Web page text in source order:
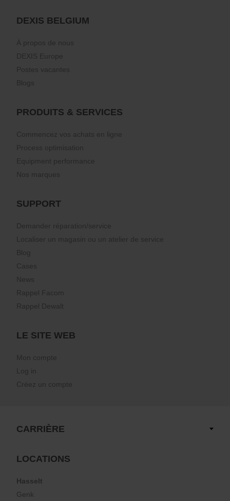
DEXIS BELGIUM
À propos de nous
DEXIS Europe
Postes vacantes
Blogs
PRODUITS & SERVICES
Commencez vos achats en ligne
Process optimisation
Equipment performance
Nos marques
SUPPORT
Demander réparation/service
Localiser un magasin ou un atelier de service
Blog
Cases
News
Rappel Facom
Rappel Dewalt
LE SITE WEB
Mon compte
Log in
Créez un compte
CARRIÈRE
LOCATIONS
Hasselt
Genk